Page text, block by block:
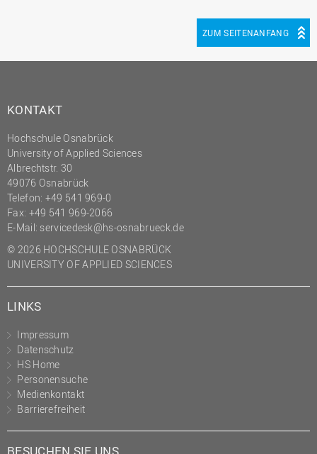
ZUM SEITENANFANG
KONTAKT
Hochschule Osnabrück
University of Applied Sciences
Albrechtstr. 30
49076 Osnabrück
Telefon: +49 541 969-0
Fax: +49 541 969-2066
E-Mail: servicedesk@hs-osnabrueck.de
© 2026 HOCHSCHULE OSNABRÜCK
UNIVERSITY OF APPLIED SCIENCES
LINKS
Impressum
Datenschutz
HS Home
Personensuche
Medienkontakt
Barrierefreiheit